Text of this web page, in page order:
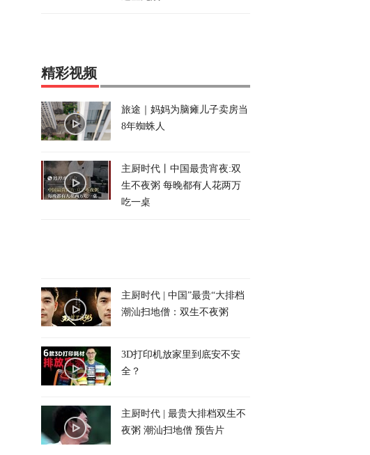
精彩视频
旅途｜妈妈为脑瘫儿子卖房当
8年蜘蛛人
主厨时代丨中国最贵宵夜:双
生不夜粥 每晚都有人花两万
吃一桌
主厨时代 | 中国”最贵“大排档
潮汕扫地僧：双生不夜粥
3D打印机放家里到底安不安
全？
主厨时代 | 最贵大排档双生不
夜粥 潮汕扫地僧 预告片